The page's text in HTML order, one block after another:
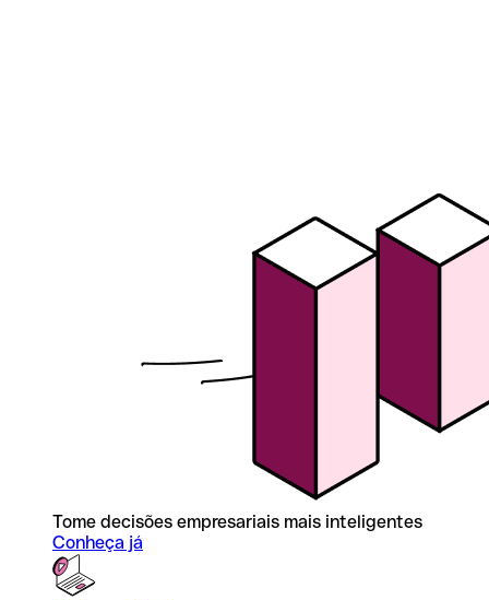
Tome decisões empresariais mais inteligentes
Conheça já